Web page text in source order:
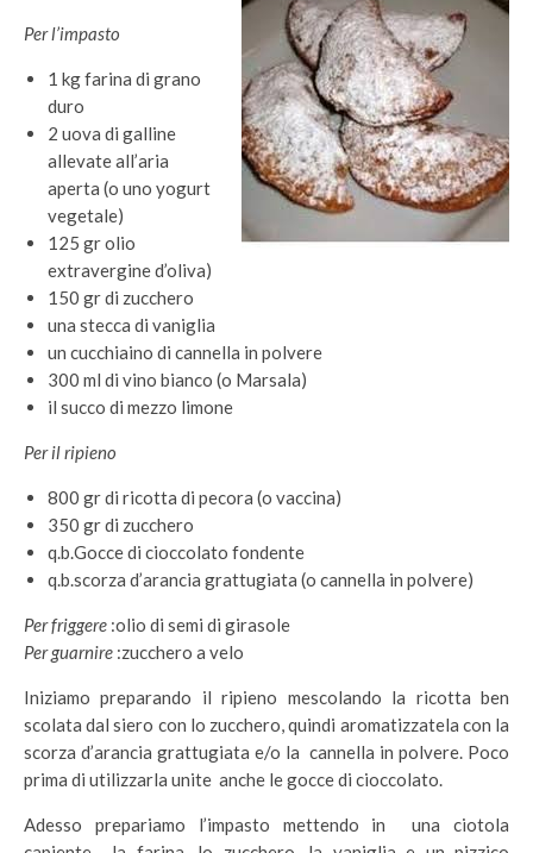
Per l’impasto
1 kg farina di grano
duro
2 uova di galline
allevate all’aria
aperta (o uno yogurt
vegetale)
125 gr olio
extravergine d’oliva)
150 gr di zucchero
una stecca di vaniglia
un cucchiaino di cannella in polvere
300 ml di vino bianco (o Marsala)
il succo di mezzo limone
Per il ripieno
800 gr di ricotta di pecora (o vaccina)
350 gr di zucchero
q.b.Gocce di cioccolato fondente
q.b.scorza d’arancia grattugiata (o cannella in polvere)
Per friggere :olio di semi di girasole
Per guarnire :zucchero a velo
Iniziamo preparando il ripieno mescolando la ricotta ben
scolata dal siero con lo zucchero, quindi aromatizzatela con la
scorza d’arancia grattugiata e/o la cannella in polvere. Poco
prima di utilizzarla unite anche le gocce di cioccolato.
Adesso prepariamo l’impasto mettendo in una ciotola